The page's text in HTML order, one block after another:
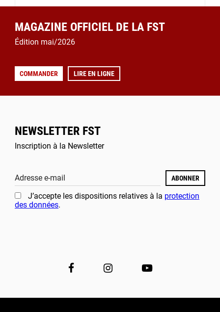
MAGAZINE OFFICIEL DE LA FST
Édition mai/2026
COMMANDER LIRE EN LIGNE
NEWSLETTER FST
Inscription à la Newsletter
Adresse e-mail ABONNER
J’accepte les dispositions relatives à la protection
des données.